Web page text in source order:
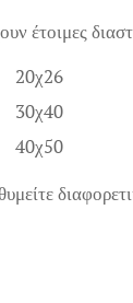
έτοιμες
20χ26
30χ40
40χ50